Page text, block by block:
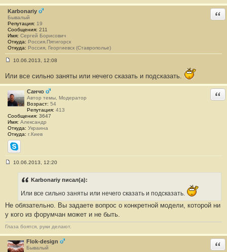
б
щ
и
е
#
4
Karbonariy
Бывалый
Репутация: 19
Сообщения: 211
Имя: Сергей Борисович
Откуда: Россия.Пятигорск
Откуда: Россия, Георгиевск (Ставрополье)
о
б
е
н
и
#
4
9
10.06.2013, 12:08
Или все сильно заняты или нечего сказать и подсказать.
Санчо
Автор темы, Модератор
Возраст: 54
Репутация: 413
Сообщения: 3647
Имя: Александр
Откуда: Украина
Откуда: г.Киев
Skype
н
и
е
#
5
0
10.06.2013, 12:20
Karbonariy писал(а):
Или все сильно заняты или нечего сказать и подсказать.
Не обязательно. Вы задаете вопрос о конкретной модели, которой ни
у кого из форумчан может и не быть.
Глаза боятся, руки делают.
Flok-design
Бывалый